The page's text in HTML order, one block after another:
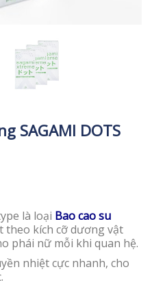
SAGAMI DOTS
là loại Bao cao su
kích cỡ dương vật
phái nữ mỗi khi quan hệ.
nhiệt cực nhanh, cho